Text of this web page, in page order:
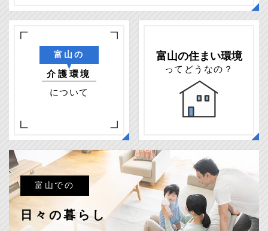
富山の
介護環境
について
富山の住まい環境
ってどうなの？
富山での
日々の暮らし